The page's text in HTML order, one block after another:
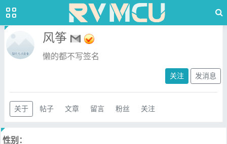
风筝
懒的都不写签名
关注 发消息
关于 帖子 文章 留言 粉丝 关注
性别：